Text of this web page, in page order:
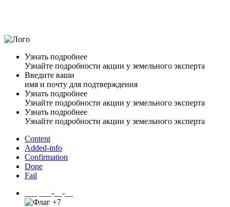
Узнать подробнее
Узнайте подробности акции у земельного эксперта
Введите ваши
имя и почту для подтверждения
Узнать подробнее
Узнайте подробности акции у земельного эксперта
Узнать подробнее
Узнайте подробности акции у земельного эксперта
Content
Added-info
Confirmation
Done
Fail
___ ___-__-__
+7